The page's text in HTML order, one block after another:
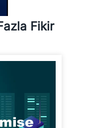
Fikir